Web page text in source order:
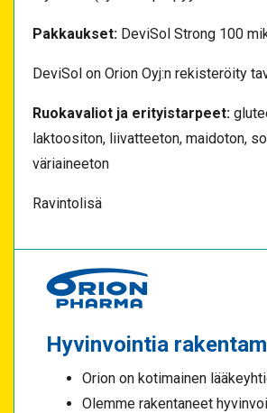
Pakkaukset: DeviSol Strong 100
DeviSol on Orion Oyj:n rekisteröity
Ruokavaliot ja erityistarpeet:
laktoositon, liivatteeton, maidoton,
väriaineeton
Ravintolisä
Hyvinvointia
Orion on kotimainen
Olemme rakentaneet